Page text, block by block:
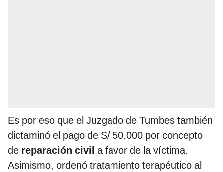
Es por eso que el Juzgado de Tumbes también
dictaminó el pago de S/ 50.000 por concepto
de reparación civil a favor de la víctima.
Asimismo, ordenó tratamiento terapéutico al